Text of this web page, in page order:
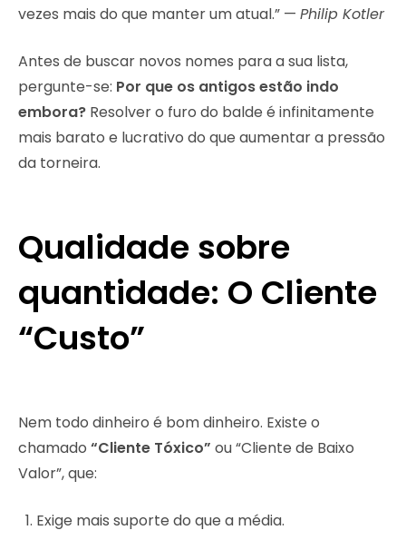
vezes mais do que manter um atual.” — Philip Kotler
Antes de buscar novos nomes para a sua lista,
pergunte-se: Por que os antigos estão indo
embora? Resolver o furo do balde é infinitamente
mais barato e lucrativo do que aumentar a pressão
da torneira.
Qualidade sobre
quantidade: O Cliente
“Custo”
Nem todo dinheiro é bom dinheiro. Existe o
chamado “Cliente Tóxico” ou “Cliente de Baixo
Valor”, que:
Exige mais suporte do que a média.